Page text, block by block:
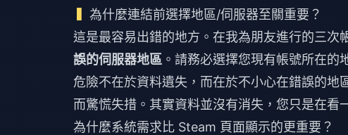
為什麼連結前選擇地區/伺服器至關重要？
這是最容易出錯的地方。在我為朋友進行的三次
誤的伺服器地區 。請務必選擇您現有帳號所在
危險不在於資料遺失，而在於不小心在錯誤的地
而驚慌失措。其實資料並沒有消失，您只是在看
為什麼系統需求比 Steam 頁面顯示的更重要？